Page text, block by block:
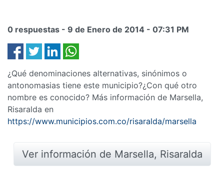
0 respuestas - 9 de Enero de 2014 - 07:31 PM
¿Qué denominaciones alternativas, sinónimos o
antonomasias tiene este municipio?¿Con qué otro
nombre es conocido? Más información de Marsella,
Risaralda en
https://www.municipios.com.co/risaralda/marsella
Ver información de Marsella, Risaralda